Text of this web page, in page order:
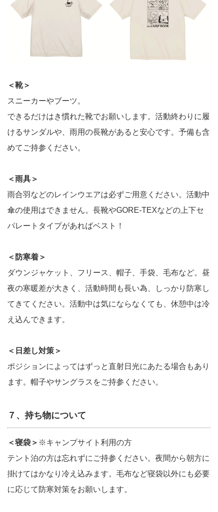
＜靴＞
スニーカーやブーツ。
できるだけはき慣れた靴でお願いします。活動終わりに履
けるサンダルや、雨用の長靴があると安心です。予備も含
めてご持参ください。
＜雨具＞
雨合羽などのレインウエアは必ずご用意ください。活動中
傘の使用はできません。長靴やGORE-TEXなどの上下セ
パレートタイプがあればベスト！
＜防寒着＞
ダウンジャケット、フリース、帽子、手袋、毛布など。昼
夜の寒暖差が大きく、活動時間も長い為、しっかり防寒し
てきてください。活動中は気にならなくても、休憩中は冷
え込んできます。
＜日差し対策＞
ポジションによってはずっと直射日光にあたる場合もあり
ます。帽子やサングラスをご持参ください。
７、持ち物について
＜寝袋＞ ※キャンプサイト利用の方
テント泊の方は忘れずにご持参ください。夜間から朝方に
掛けてはかなり冷え込みます。毛布など寝袋以外にも必要
に応じて防寒対策をお願いします。